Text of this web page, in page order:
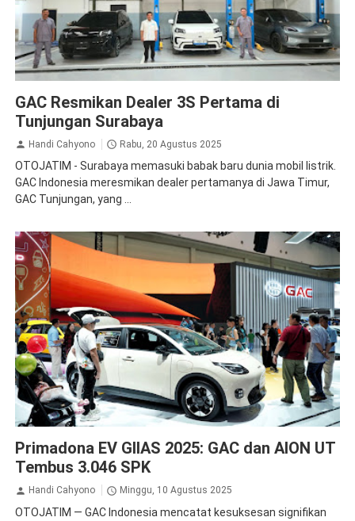
GAC Resmikan Dealer 3S Pertama di
Tunjungan Surabaya
Handi Cahyono Rabu, 20 Agustus 2025
OTOJATIM - Surabaya memasuki babak baru dunia mobil listrik.
GAC Indonesia meresmikan dealer pertamanya di Jawa Timur,
GAC Tunjungan, yang ...
Primadona EV GIIAS 2025: GAC dan AION UT
Tembus 3.046 SPK
Handi Cahyono Minggu, 10 Agustus 2025
OTOJATIM — GAC Indonesia mencatat kesuksesan signifikan